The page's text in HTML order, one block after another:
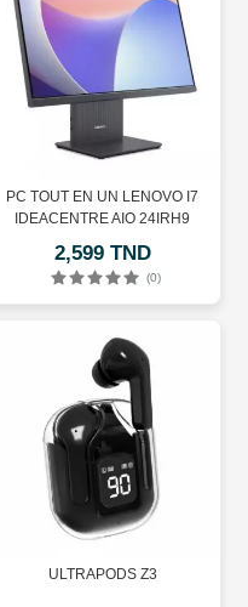
PC TOUT EN UN LENOVO I7
IDEACENTRE AIO 24IRH9
2,599 TND
(0)
ULTRAPODS Z3